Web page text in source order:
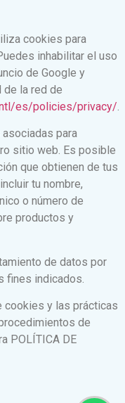
cookies para
inhabilitar el uso
de Google y
de la red de
es/policies/privacy/
para
sitio web. Es posible
que obtienen de tus
tu nombre,
o número de
productos y
de datos por
fines indicados.
cookies y las prácticas
de
POLÍTICA DE